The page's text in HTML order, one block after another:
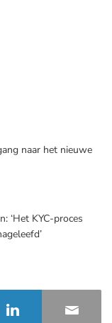
naar het nieuwe
‘Het KYC-proces